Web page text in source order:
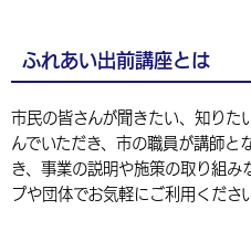
ふりがな
よみ
言語
英語（English）
くらしの情報
福祉・介護
税金
入札・契約
農林水産業
子育て・教育
施設情報
観光・移住
ふれあい出前講座とは
市民の皆さんが聞きたい、知りた
んでいただき、市の職員が講師と
き、事業の説明や施策の取り組み
プや団体でお気軽にご利用くださ